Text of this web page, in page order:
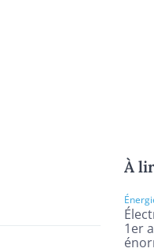
À
1er